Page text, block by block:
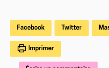
Facebook Twitter
Imprimer